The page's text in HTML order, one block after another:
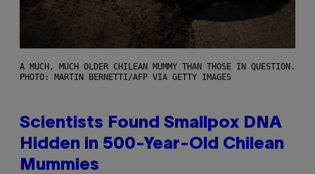
A MUCH, MUCH OLDER CHILEAN MUMMY THAN THOSE IN QUESTION.
PHOTO: MARTIN BERNETTI/AFP VIA GETTY IMAGES
Scientists Found Smallpox DNA
Hidden in 500-Year-Old Chilean
Mummies